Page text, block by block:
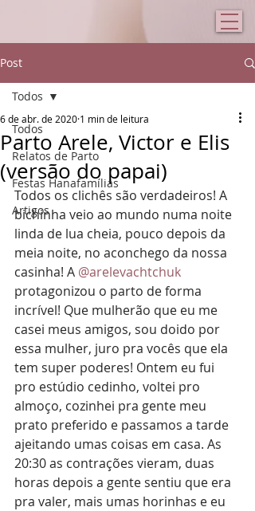
Post
Todos
Relatos de Parto
Festas Hanafamílias
Artigos
Todos
Parto Arele, Victor e Elis
(versão do papai)
6 de abr. de 2020 1 min de leitura
Todos os clichês são verdadeiros! A
bichinha veio ao mundo numa noite
linda de lua cheia, pouco depois da
meia noite, no aconchego da nossa
casinha! A @arelevachtchuk
protagonizou o parto de forma
incrível! Que mulherão que eu me
casei meus amigos, sou doido por
essa mulher, juro pra vocês que ela
tem super poderes! Ontem eu fui
pro estúdio cedinho, voltei pro
almoço, cozinhei pra gente meu
prato preferido e passamos a tarde
ajeitando umas coisas em casa. As
20:30 as contrações vieram, duas
horas depois a gente sentiu que era
pra valer, mais umas horinhas e eu